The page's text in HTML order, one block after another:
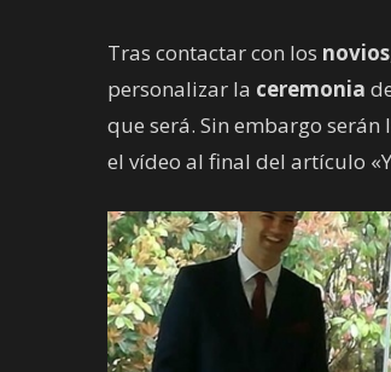
Tras contactar con los novios
personalizar la ceremonia
que será. Sin embargo
el vídeo al final del artículo